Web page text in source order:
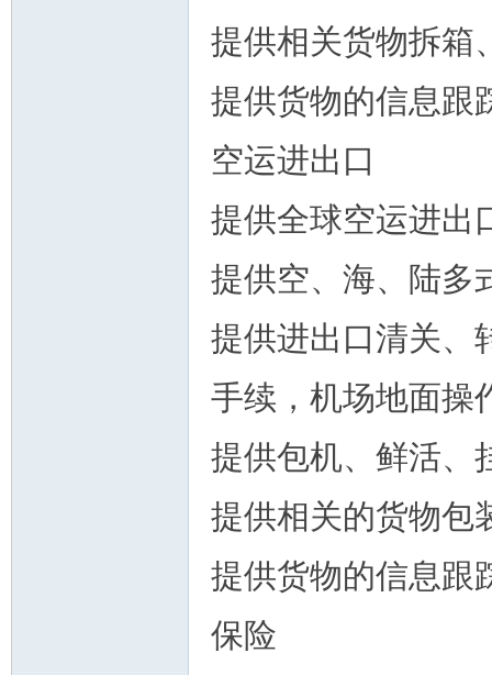
提供相关货物拆箱
提供货物的信息跟
空运进出口
提供全球空运进出
提供空、海、陆多
提供进出口清关、
手续，机场地面操
提供包机、鲜活、
提供相关的货物包
提供货物的信息跟
保险